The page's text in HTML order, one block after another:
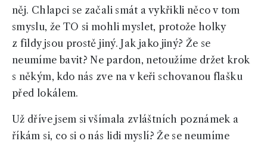
něj. Chlapci se začali smát a vykřikli něco v tom
smyslu, že TO si mohli myslet, protože holky
z fildy jsou prostě jiný. Jak jako jiný? Že se
neumíme bavit? Ne pardon, netoužíme držet krok
s někým, kdo nás zve na v keři schovanou flašku
před lokálem.
Už dříve jsem si všímala zvláštních poznámek a
říkám si, co si o nás lidi myslí? Že se neumíme